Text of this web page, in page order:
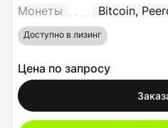
Монеты Bitcoin,
Доступно в лизинг
Цена по запросу